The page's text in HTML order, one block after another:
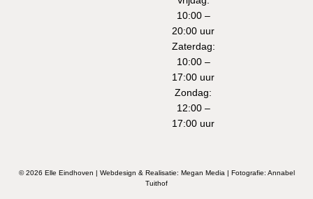
10:00 –
20:00 uur
Zaterdag:
10:00 –
17:00 uur
Zondag:
12:00 –
17:00 uur
© 2026 Elle Eindhoven | Webdesign & Realisatie: Megan Media | Fotografie: Annabel
Tuithof